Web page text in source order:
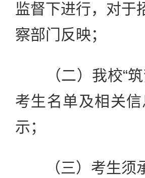
监督下进行，对于
察部门反映；
（二）我校“筑
考生名单及相关
示；
（三）考生须承